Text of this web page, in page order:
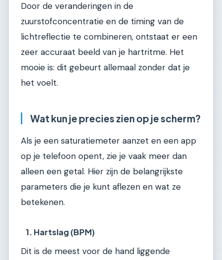
Door de veranderingen in de
zuurstofconcentratie en de timing van de
lichtreflectie te combineren, ontstaat er een
zeer accuraat beeld van je hartritme. Het
mooie is: dit gebeurt allemaal zonder dat je
het voelt.
Wat kun je precies zien op je scherm?
Als je een saturatiemeter aanzet en een app
op je telefoon opent, zie je vaak meer dan
alleen een getal. Hier zijn de belangrijkste
parameters die je kunt aflezen en wat ze
betekenen.
1. Hartslag (BPM)
Dit is de meest voor de hand liggende